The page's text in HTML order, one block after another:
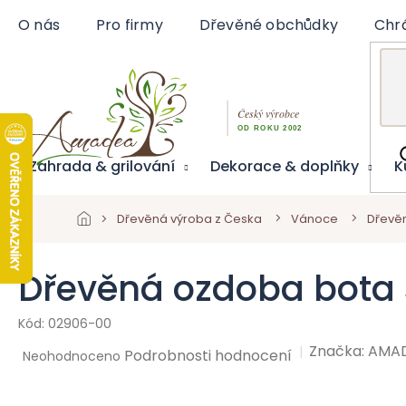
O nás Pro firmy Dřevěné obchůdky
Zahrada & grilování Dekorace & doplňky
Dřevěná výroba z Česka Vánoce
Dřevěná ozdoba
02906-00
Průměrné
Neohodnoceno Podrobnosti hodnocení Značka: